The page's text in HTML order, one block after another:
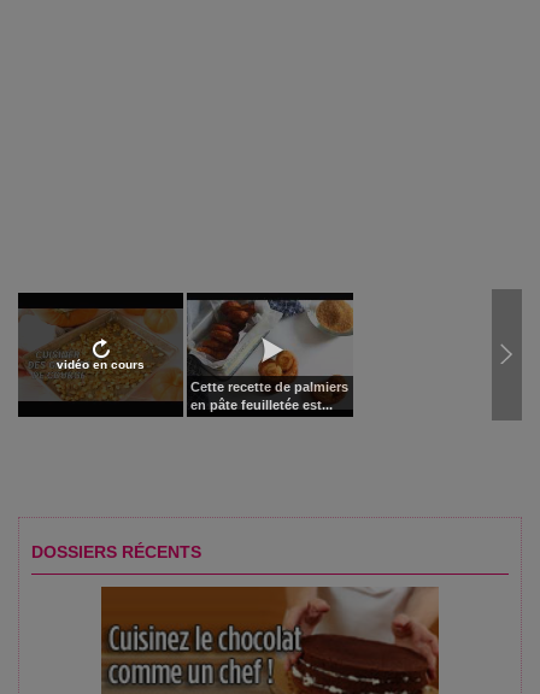
vidéo en cours
Cette recette de palmiers
en pâte feuilletée est...
DOSSIERS RÉCENTS